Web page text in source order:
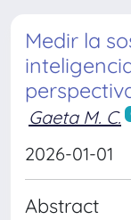
Medir la
Gaeta M. C.
2026-01-01
Abstract